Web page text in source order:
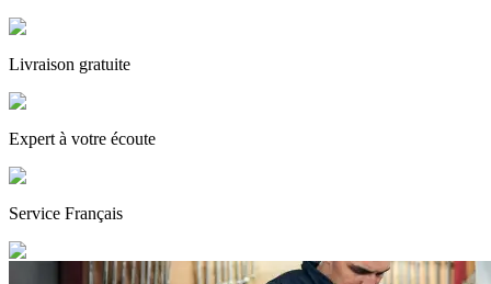
Livraison gratuite
Expert à votre écoute
Service Français